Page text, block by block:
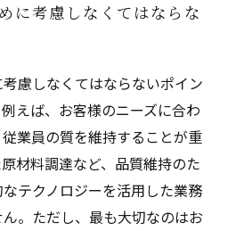
に考慮しなくてはならな
慮しなくてはならないポイン
えば、お客様のニーズに合わ
業員の質を維持することが重
材料調達など、品質維持のた
テクノロジーを活用した業務
。ただし、最も大切なのはお